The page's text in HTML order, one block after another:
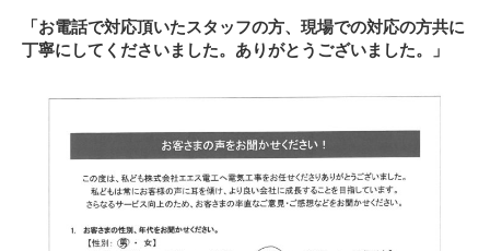
「お電話で対応頂いたスタッフの方、現場での対応の方共に
丁寧にしてくださいました。ありがとうございました。」